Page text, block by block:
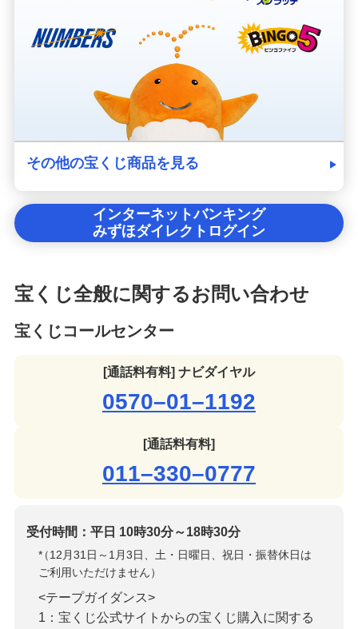
その他の宝くじ商品を見る
インターネットバンキング
みずほダイレクトログイン
宝くじ全般に関するお問い合わせ
宝くじコールセンター
[通話料有料] ナビダイヤル
0570–01–1192
[通話料有料]
011–330–0777
受付時間：平日 10時30分～18時30分
*
（12月31日～1月3日、土・日曜日、祝日・振替休日は
ご利用いただけません）
<テープガイダンス>
1：宝くじ公式サイトからの宝くじ購入に関する